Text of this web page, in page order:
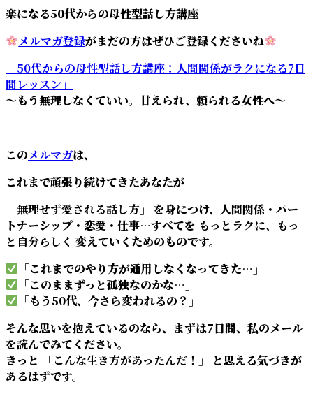
楽になる50代からの母性型話し方講座
メルマガ登録がまだの方はぜひご登録くださいね
「50代からの母性型話し方講座：人間関係がラクになる7日
間レッスン」
～もう無理しなくていい。甘えられ、頼られる女性へ～
このメルマガは、
これまで頑張り続けてきたあなたが
「無理せず愛される話し方」
を身につけ、人間関係・パー
トナーシップ・恋愛・仕事…すべてを もっとラクに、もっ
と自分らしく 変えていくためのものです。
「これまでのやり方が通用しなくなってきた…」
「このままずっと孤独なのかな…」
「もう50代、今さら変われるの？」
そんな思いを抱えているのなら、まずは7日間、私のメール
を読んでみてください。
きっと
「こんな生き方があったんだ！」
と思える気づきが
あるはずです。